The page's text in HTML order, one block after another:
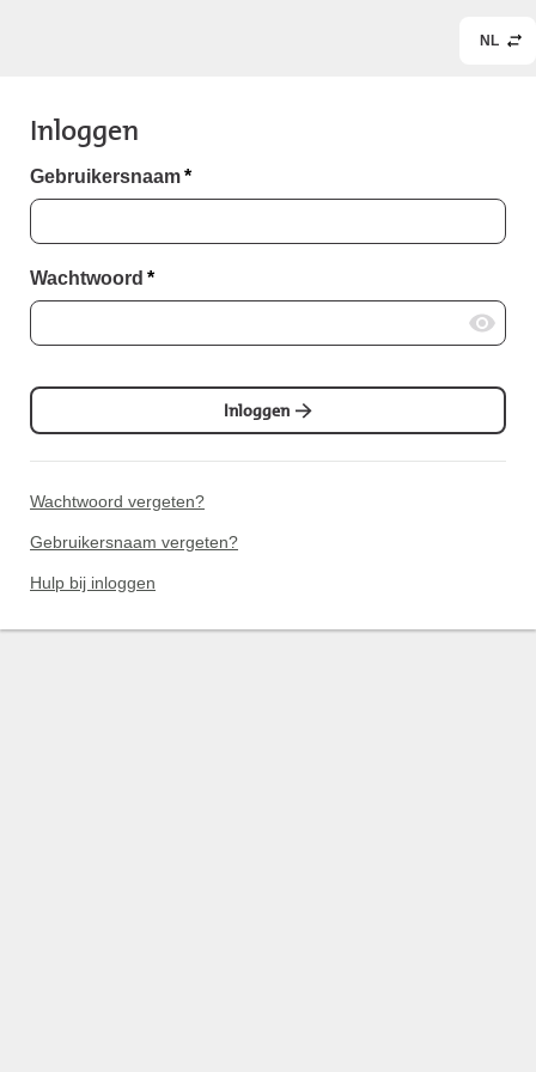
NL
Inloggen
Gebruikersnaam*
Wachtwoord *
Inloggen
Wachtwoord vergeten?
Gebruikersnaam vergeten?
Hulp bij inloggen